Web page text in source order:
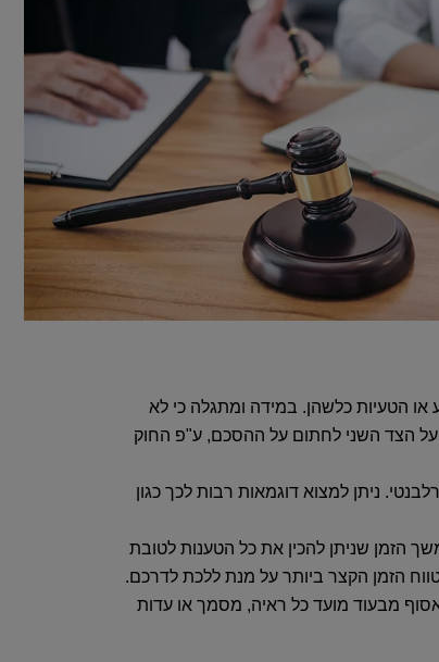
הטעיות כלשהן. במידה ומתגלה כי לא
על הצד השני לחתום על ההסכם, ע"פ החוק
ניתן למצוא דוגמאות רבות לכך כגון
הזמן שניתן להכין את כל הטענות לטובת
הזמן הקצר ביותר על מנת ללכת לדרכם.
מבעוד מועד כל ראיה, מסמך או עדות